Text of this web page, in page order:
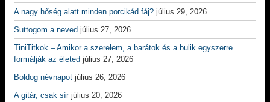
A nagy hőség alatt minden porcikád fáj? július 29, 2026
Suttogom a neved július 27, 2026
TiniTitkok – Amikor a szerelem, a barátok és a bulik egyszerre
formálják az életed július 27, 2026
Boldog névnapot július 26, 2026
A gitár, csak sír július 20, 2026